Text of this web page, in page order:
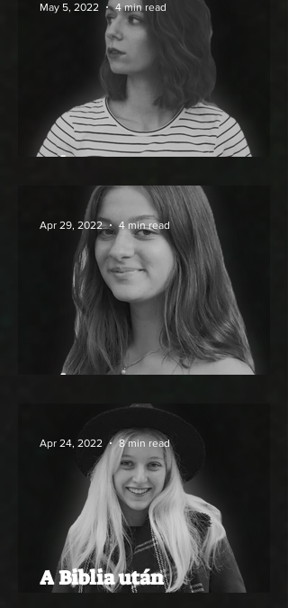
May 5, 2022 4 min read
Apr 29, 2022 4 min read
A Biblia után
Apr 24, 2022 8 min read